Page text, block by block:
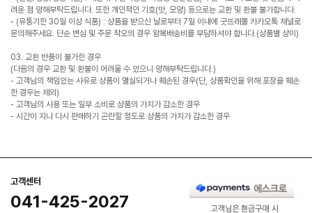
려운 점 양해부탁드립니다. 또한 개인적인 기호(맛, 모양) 등으로는 교환 및 환불 불가합니다.
- (유통기한 30일 이상 식품) : 상품을 받으신 날로부터 7일 이내에 굿뜨래몰 카카오톡 채널로
문의해주세요. 단순 변심 및 주문 착오의 경우 왕복배송비를 부담하셔야 합니다.(상품별 상이)
03. 교환 반품이 불가한 경우
(다음의 경우 교환 및 환불이 어려울 수 있으니 양해부탁드립니다.)
- 고객님의 책임있는 사유로 상품이 멸실되거나 훼손된 경우(단, 상품확인을 위해 포장을 훼손
한 경우는 제외)
- 고객님의 사용 또는 일부 소비로 상품의 가치가 감소한 경우
- 시간이 지나 다시 판매하기 곤란할 정도로 상품의 가치가 감소한 경우
고객센터
041-425-2027